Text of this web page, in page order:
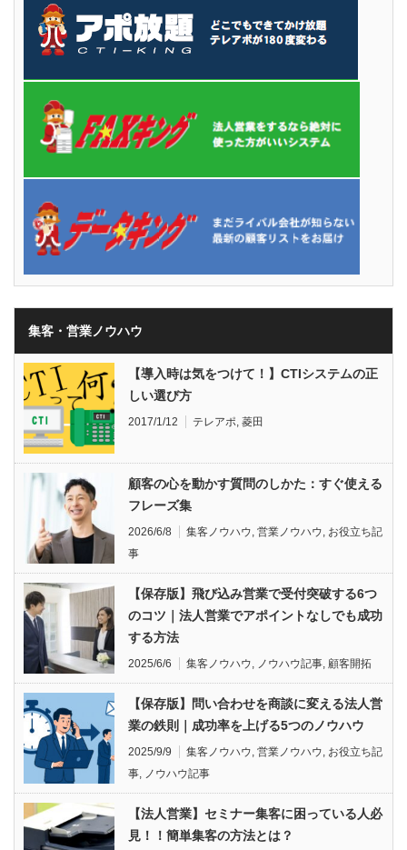
集客・営業ノウハウ
【導入時は気をつけて！】CTIシステムの正
しい選び方
2017/1/12 テレアポ 菱田
顧客の心を動かす質問のしかた：すぐ使える
フレーズ集
2026/6/8 集客ノウハウ 営業ノウハウ お役立ち記
事
【保存版】飛び込み営業で受付突破する6つ
のコツ｜法人営業でアポイントなしでも成功
する方法
2025/6/6 集客ノウハウ ノウハウ記事 顧客開拓
【保存版】問い合わせを商談に変える法人営
業の鉄則｜成功率を上げる5つのノウハウ
2025/9/9 集客ノウハウ 営業ノウハウ お役立ち記
事
ノウハウ記事
【法人営業】セミナー集客に困っている人必
見！！簡単集客の方法とは？